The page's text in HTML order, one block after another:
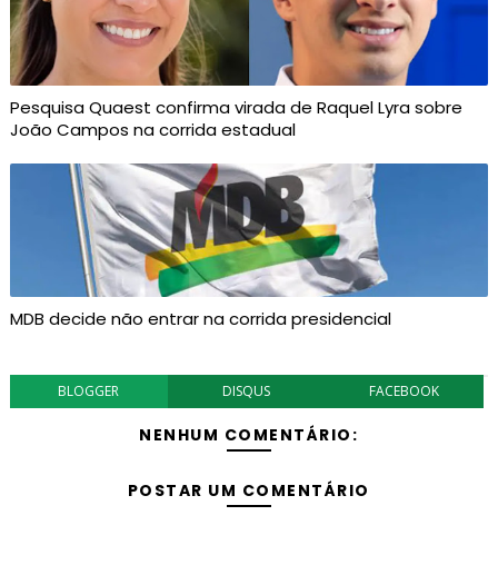
Pesquisa Quaest confirma virada de Raquel Lyra sobre
João Campos na corrida estadual
MDB decide não entrar na corrida presidencial
BLOGGER DISQUS FACEBOOK
NENHUM COMENTÁRIO:
POSTAR UM COMENTÁRIO